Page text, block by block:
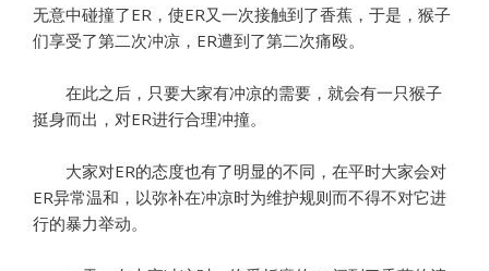
无意中碰撞了ER，使ER又一次接触到了香蕉，于是，猴子
们享受了第二次冲凉，ER遭到了第二次痛殴。
在此之后，只要大家有冲凉的需要，就会有一只猴子
挺身而出，对ER进行合理冲撞。
大家对ER的态度也有了明显的不同，在平时大家会对
ER异常温和，以弥补在冲凉时为维护规则而不得不对它进
行的暴力举动。